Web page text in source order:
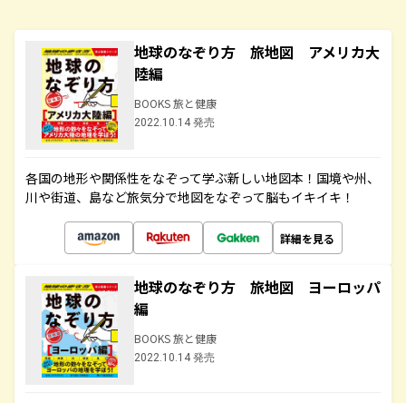
地球のなぞり方 旅地図 アメリカ大
陸編
BOOKS 旅と健康
2022.10.14 発売
各国の地形や関係性をなぞって学ぶ新しい地図本！国境や州、
川や街道、島など旅気分で地図をなぞって脳もイキイキ！
詳細を見る
地球のなぞり方 旅地図 ヨーロッパ
編
BOOKS 旅と健康
2022.10.14 発売